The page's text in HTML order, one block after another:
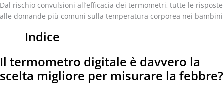
Dal rischio convulsioni all’efficacia dei termometri, tutte le risposte
alle domande più comuni sulla temperatura corporea nei bambini
Indice
Il termometro digitale è davvero la
scelta migliore per misurare la febbre?